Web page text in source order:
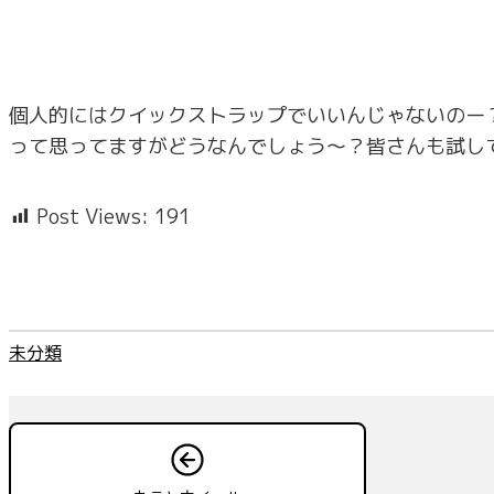
個人的にはクイックストラップでいいんじゃないのー
って思ってますがどうなんでしょう～？皆さんも試し
Post Views: 191
未分類